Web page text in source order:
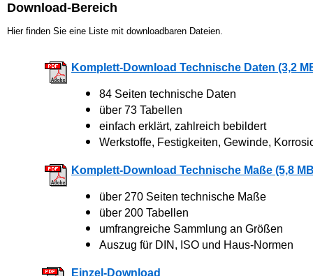
Download-Bereich
Hier finden Sie eine Liste mit downloadbaren Dateien.
Komplett-Download Technische Daten (3,2
84 Seiten technische Daten
über 73 Tabellen
einfach erklärt, zahlreich bebildert
Werkstoffe, Festigkeiten, Gewinde,
Komplett-Download Technische Maße (5,8
über 270 Seiten technische Maße
über 200 Tabellen
umfrangreiche Sammlung an Größen
Auszug für DIN, ISO und Haus-Normen
Einzel-Download